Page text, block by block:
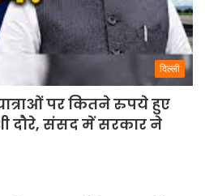
दिल्ली
पर कितने रुपये हुए
दौरे, संसद में सरकार ने